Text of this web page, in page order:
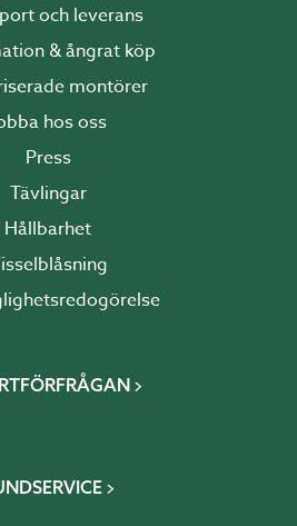
och leverans
& ångrat köp
montörer
hos oss
Press
Tävlingar
Hållbarhet